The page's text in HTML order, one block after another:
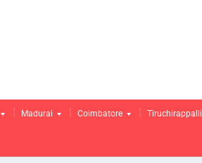
Madurai Coimbatore Tiruchirappalli